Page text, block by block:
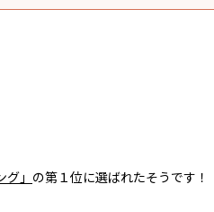
」 の第１位に選ばれたそうです！